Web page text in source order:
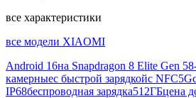
все характеристики
все модели XIAOMI
Android 16на Snapdragon 8 Elite Gen 5
камерныес быстрой зарядкойс NFC5G
IP68беспроводная зарядка512ГБцена